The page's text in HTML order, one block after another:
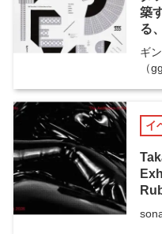
築
る
ギ
（
イ